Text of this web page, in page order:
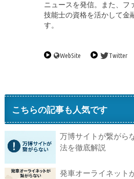
ニュースを発信。また、フ
技能士の資格を活かして金
す。
WebSite Twitter
こちらの記事も人気です
万博サイトが繋がら
法を徹底解説
発車オーライネット